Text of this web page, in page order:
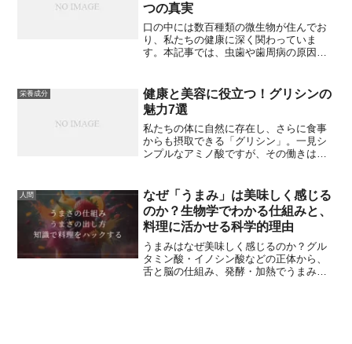
つの真実
口の中には数百種類の微生物が住んでお
り、私たちの健康に深く関わっていま
す。本記事では、虫歯や歯周病の原因か
知識がなくても理解できる「公衆目線」
の健康ガイドです。
栄養成分
健康と美容に役立つ！グリシンの
魅力7選
私たちの体に自然に存在し、さらに食事
からも摂取できる「グリシン」。一見シ
ンプルなアミノ酸ですが、その働きはと
す。本記事では、グリシンの基本から具
体的な活用方法、そしてメリットと注意
点までを、わかりやすくご紹介します。
人間
なぜ「うまみ」は美味しく感じる
のか？生物学でわかる仕組みと、
料理に活かせる科学的理由
うまみはなぜ美味しく感じるのか？グル
タミン酸・イノシン酸などの正体から、
舌と脳の仕組み、発酵・加熱でうまみが